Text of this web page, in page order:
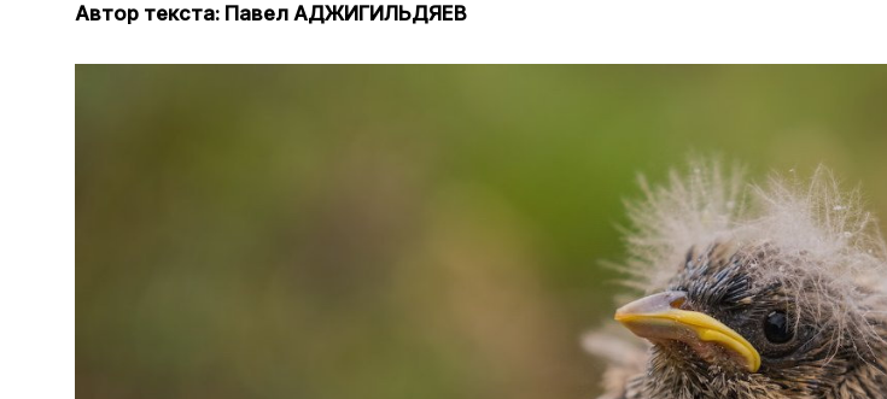
Автор текста: Павел АДЖИГИЛЬДЯЕВ